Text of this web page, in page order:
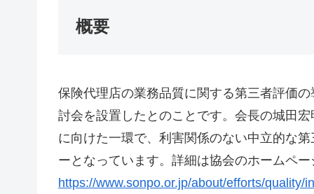
概要
保険代理店の業務品質に関する第三者評価
討会を設置したとのことです。会長の城田
に向けた一環で、利害関係のない中立的な
ーとなっています。詳細は協会のホームペ
https://www.sonpo.or.jp/about/efforts/quality/